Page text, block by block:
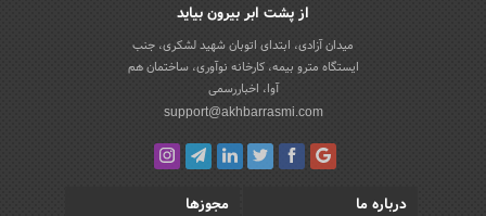
از پشت ابر بیرون بیاید
میدان آزادی، ابتدای اتوبان شهید لشکری، جنب
ایستگاه مترو بیمه، کارخانه نوآوری، ساختمان هم
آوا، اخباررسمی
support@akhbarrasmi.com
درباره ما
مجوزها